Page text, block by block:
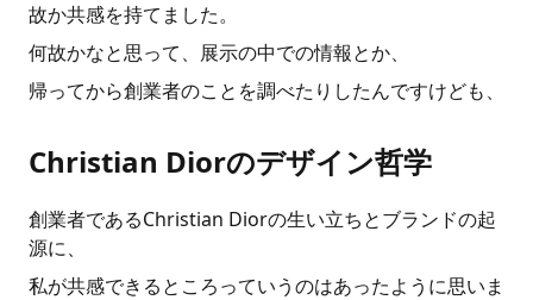
故か共感を持てました。
何故かなと思って、展示の中での情報とか、
帰ってから創業者のことを調べたりしたんですけども、
Christian Diorのデザイン哲学
創業者であるChristian Diorの生い立ちとブランドの起
源に、
私が共感できるところっていうのはあったように思いま